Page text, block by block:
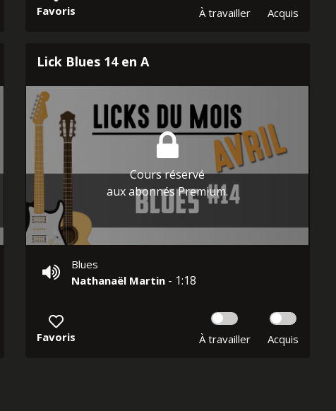
Favoris À travailler Acquis
Lick Blues 14 en A
Cours réservé
aux abonnés Premium.
Blues
Nathanaël Martin- 1:18
Favoris À travailler Acquis